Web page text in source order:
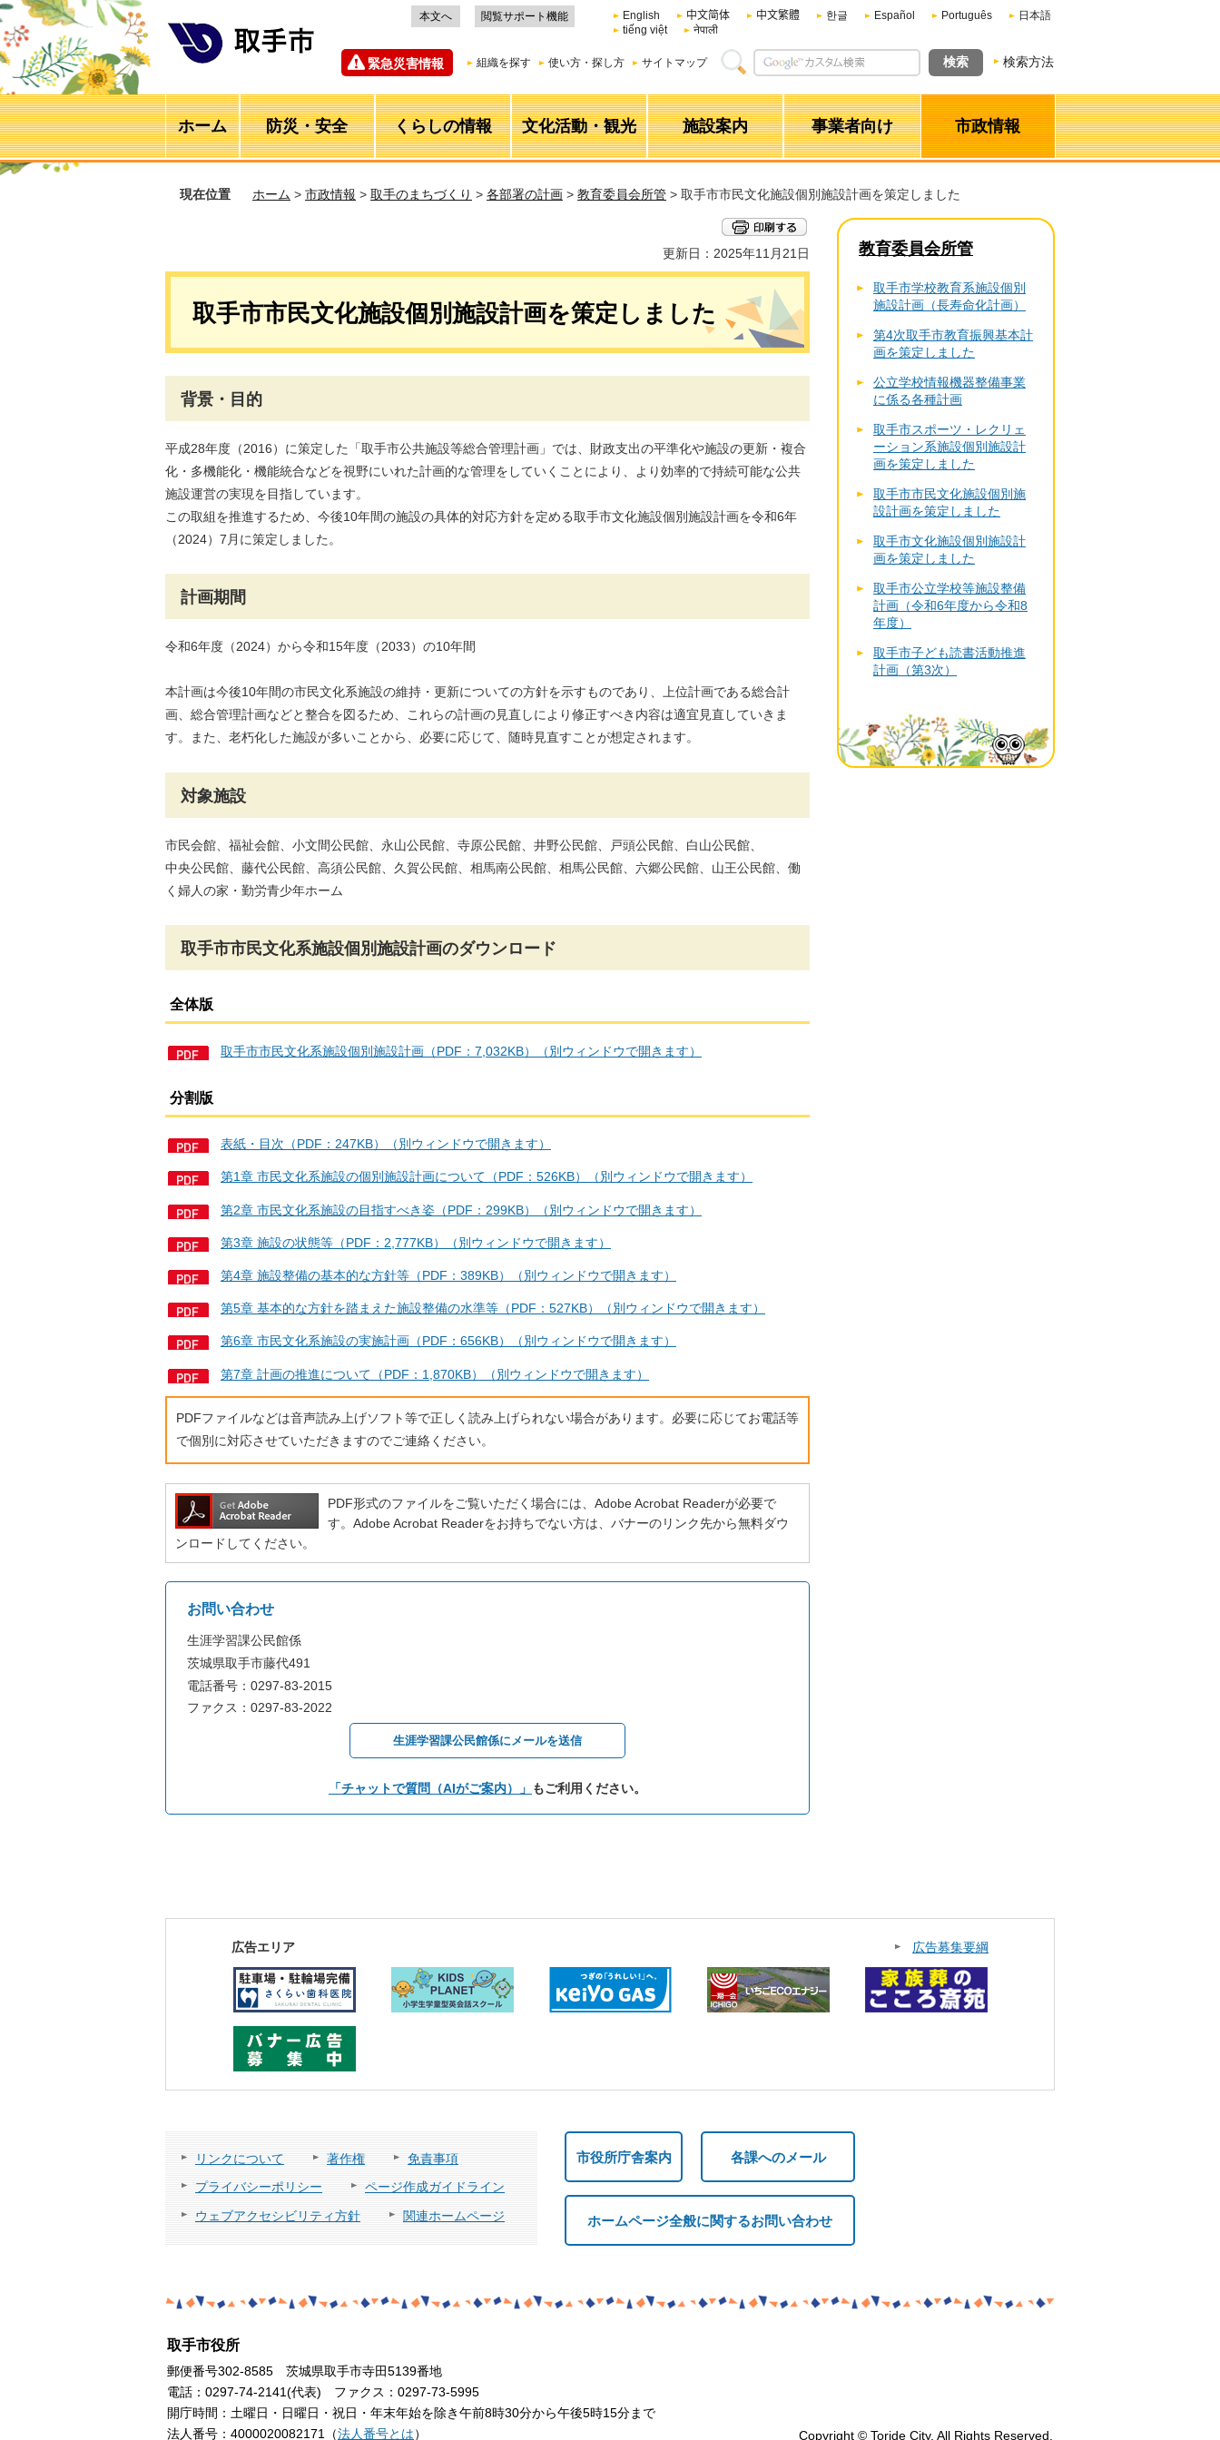
本文へ 閲覧サポート機能 English 中文简体 中文繁體 한글 Español Português
日本語
tiếng việt
नेपाली
緊急災害情報 組織を探す 使い方・探し方 サイトマップ 検索方法
ホーム 防災・安全 くらしの情報 文化活動・観光 施設案内 事業者向け 市政情報
現在位置 ホーム > 市政情報 > 取手のまちづくり > 各部署の計画 > 教育委員会所管 > 取手市市民文化施設個別施設計画を策定しました
更新日：2025年11月21日
取手市市民文化施設個別施設計画を策定しました
背景・目的
平成28年度（2016）に策定した「取手市公共施設等総合管理計画」では、財政支出の平準化や施設の更新・複合
化・多機能化・機能統合などを視野にいれた計画的な管理をしていくことにより、より効率的で持続可能な公共
施設運営の実現を目指しています。
この取組を推進するため、今後10年間の施設の具体的対応方針を定める取手市文化施設個別施設計画を令和6年
（2024）7月に策定しました。
計画期間
令和6年度（2024）から令和15年度（2033）の10年間
本計画は今後10年間の市民文化系施設の維持・更新についての方針を示すものであり、上位計画である総合計
画、総合管理計画などと整合を図るため、これらの計画の見直しにより修正すべき内容は適宜見直していきま
す。また、老朽化した施設が多いことから、必要に応じて、随時見直すことが想定されます。
対象施設
市民会館、福祉会館、小文間公民館、永山公民館、寺原公民館、井野公民館、戸頭公民館、白山公民館、
中央公民館、藤代公民館、高須公民館、久賀公民館、相馬南公民館、相馬公民館、六郷公民館、山王公民館、働
く婦人の家・勤労青少年ホーム
取手市市民文化系施設個別施設計画のダウンロード
全体版
取手市市民文化系施設個別施設計画（PDF：7,032KB）（別ウィンドウで開きます）
分割版
表紙・目次（PDF：247KB）（別ウィンドウで開きます）
第1章 市民文化系施設の個別施設計画について（PDF：526KB）（別ウィンドウで開きます）
第2章 市民文化系施設の目指すべき姿（PDF：299KB）（別ウィンドウで開きます）
第3章 施設の状態等（PDF：2,777KB）（別ウィンドウで開きます）
第4章 施設整備の基本的な方針等（PDF：389KB）（別ウィンドウで開きます）
第5章 基本的な方針を踏まえた施設整備の水準等（PDF：527KB）（別ウィンドウで開きます）
第6章 市民文化系施設の実施計画（PDF：656KB）（別ウィンドウで開きます）
第7章 計画の推進について（PDF：1,870KB）（別ウィンドウで開きます）
PDFファイルなどは音声読み上げソフト等で正しく読み上げられない場合があります。必要に応じてお電話等
で個別に対応させていただきますのでご連絡ください。
PDF形式のファイルをご覧いただく場合には、Adobe Acrobat Readerが必要で
す。Adobe Acrobat Readerをお持ちでない方は、バナーのリンク先から無料ダウ
ンロードしてください。
お問い合わせ
生涯学習課公民館係
茨城県取手市藤代491
電話番号：0297-83-2015
ファクス：0297-83-2022
生涯学習課公民館係にメールを送信
「チャットで質問（AIがご案内）」 もご利用ください。
教育委員会所管
取手市学校教育系施設個別
施設計画（長寿命化計画）
第4次取手市教育振興基本計
画を策定しました
公立学校情報機器整備事業
に係る各種計画
取手市スポーツ・レクリェ
ーション系施設個別施設計
画を策定しました
取手市市民文化施設個別施
設計画を策定しました
取手市文化施設個別施設計
画を策定しました
取手市公立学校等施設整備
計画（令和6年度から令和8
年度）
取手市子ども読書活動推進
計画（第3次）
広告エリア 広告募集要綱
リンクについて 著作権
免責事項
プライバシーポリシー
ページ作成ガイドライン
ウェブアクセシビリティ方針
関連ホームページ
市役所庁舎案内 各課へのメール
ホームページ全般に関するお問い合わせ
取手市役所
郵便番号302-8585 茨城県取手市寺田5139番地
電話：0297-74-2141(代表) ファクス：0297-73-5995
開庁時間：土曜日・日曜日・祝日・年末年始を除き午前8時30分から午後5時15分まで
法人番号：4000020082171（法人番号とは） Copyright © Toride City. All Rights Reserved.